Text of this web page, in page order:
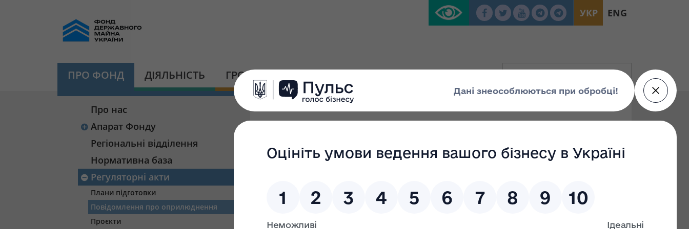
УКР ENG
ПРО ФОНД ДІЯЛЬНІСТЬ ГРОМАДСЬКА ПЛАТФОРМА
Про нас
Апарат Фонду
Регіональні відділення
Нормативна база
Регуляторні акти
Плани підготовки
Повідомлення про оприлюднення
Проєкти
Реєстр корпоративних прав держави у
статутних капіталах господарських
товариств станом на 26.03.2021 (у форматі